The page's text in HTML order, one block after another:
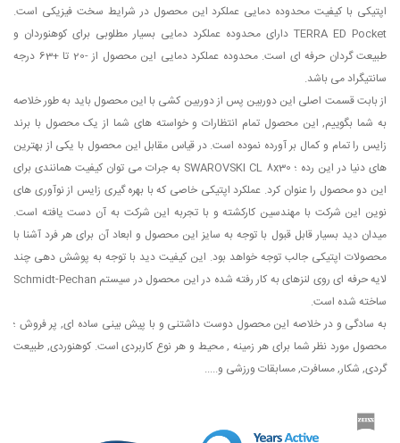
اپتیکی با کیفیت محدوده دمایی عملکرد این محصول در شرایط سخت فیزیکی است.
TERRA ED Pocket دارای محدوده عملکرد دمایی بسیار مطلوبی برای کوهنوردان و
طبیعت گردان حرفه ای است. محدوده عملکرد دمایی این محصول از -20 تا +63 درجه
سانتیگراد می باشد.
از بابت قسمت اصلی این دوربین پس از دوربین کشی با این محصول باید به طور خلاصه
به شما بگوییم, این محصول تمام انتظارات و خواسته های شما از یک محصول با برند
زایس را تمام و کمال بر آورده نموده است. در قیاس مقابل این محصول با یکی از بهترین
های دنیا در این رده ؛ SWAROVSKI CL 8x30 به جرات می توان کیفیت همانندی برای
این دو محصول را عنوان کرد. عملکرد اپتیکی خاصی که با بهره گیری زایس از نوآوری های
نوین این شرکت با مهندسین کارکشته و با تجربه این شرکت به آن دست یافته است.
میدان دید بسیار قابل قبول با توجه به سایز این محصول و ابعاد آن برای هر فرد آشنا با
محصولات اپتیکی جالب توجه خواهد بود. این کیفیت دید با توجه به پوشش دهی چند
لایه حرفه ای روی لنزهای به کار رفته شده در این محصول در سیستم Schmidt-Pechan
ساخته شده است.
به سادگی و در خلاصه این محصول دوست داشتنی و با پیش بینی ساده ای, پر فروش ؛
محصول مورد نظر شما برای هر زمینه , محیط و هر نوع کاربردی است. کوهنوردی, طبیعت
گردی, شکار, مسافرت, مسابقات ورزشی و.....